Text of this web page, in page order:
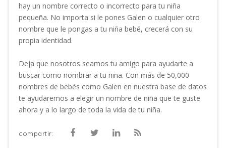
hay un nombre correcto o incorrecto para tu niña
pequeña. No importa si le pones Galen o cualquier otro
nombre que le pongas a tu niña bebé, crecerá con su
propia identidad.
Deja que nosotros seamos tu amigo para ayudarte a
buscar como nombrar a tu niña. Con más de 50,000
nombres de bebés como Galen en nuestra base de datos
te ayudaremos a elegir un nombre de niña que te guste
ahora y a lo largo de toda la vida de tu niña.
compartir: